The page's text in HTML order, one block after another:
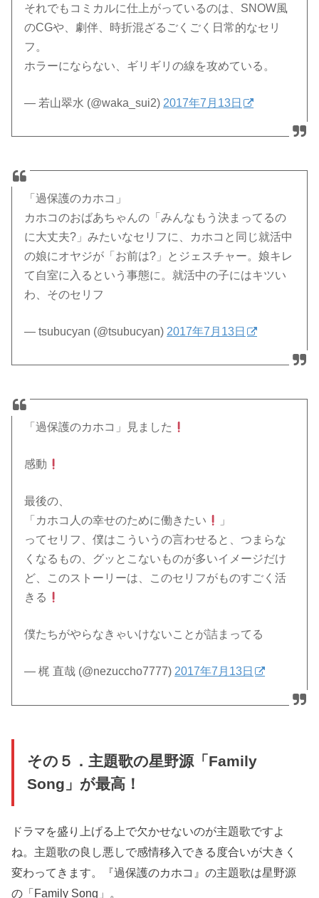
それでもコミカルに仕上がっているのは、SNOW風
のCGや、劇伴、時折混ざるごくごく日常的なセリ
フ。
ホラーにならない、ギリギリの線を攻めている。
— 若山翠水 (@waka_sui2) 2017年7月13日
「過保護のカホコ」
カホコのおばあちゃんの「みんなもう決まってるの
に大丈夫?」みたいなセリフに、カホコと同じ就活中
の娘にオヤジが「お前は?」とジェスチャー。娘キレ
て自室に入るという事態に。就活中の子にはキツい
わ、そのセリフ
— tsubucyan (@tsubucyan) 2017年7月13日
「過保護のカホコ」見ました
感動
最後の、
「カホコ人の幸せのために働きたい
」
ってセリフ、僕はこういうの言わせると、つまらな
くなるもの、グッとこないものが多いイメージだけ
ど、このストーリーは、このセリフがものすごく活
きる
僕たちがやらなきゃいけないことが詰まってる
— 梶 直哉 (@nezuccho7777) 2017年7月13日
その５．主題歌の星野源「Family
Song」が最高！
ドラマを盛り上げる上で欠かせないのが主題歌ですよ
ね。主題歌の良し悪しで感情移入できる度合いが大きく
変わってきます。『過保護のカホコ』の主題歌は星野源
の「Family Song」。